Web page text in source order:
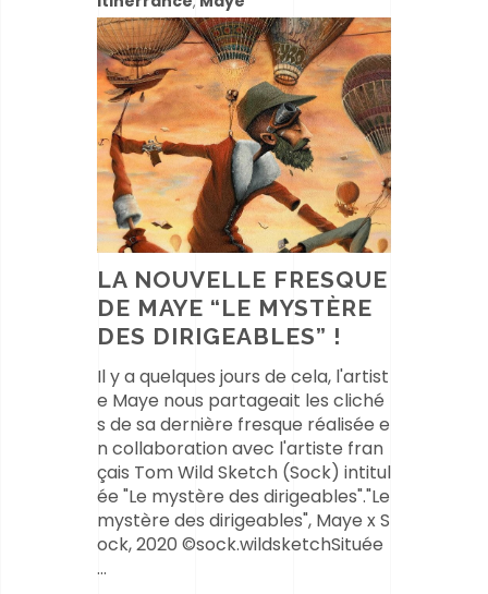
LA NOUVELLE FRESQUE
DE MAYE “LE MYSTÈRE
DES DIRIGEABLES” !
Il y a quelques jours de cela, l'artist
e Maye nous partageait les cliché
s de sa dernière fresque réalisée e
n collaboration avec l'artiste fran
çais Tom Wild Sketch (Sock) intitul
ée "Le mystère des dirigeables"."Le
mystère des dirigeables", Maye x S
ock, 2020 ©sock.wildsketchSituée